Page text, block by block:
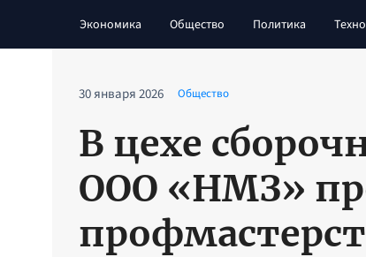
Экономика Общество Политика
30 января 2026 Общество
В цехе
ООО «НМЗ»